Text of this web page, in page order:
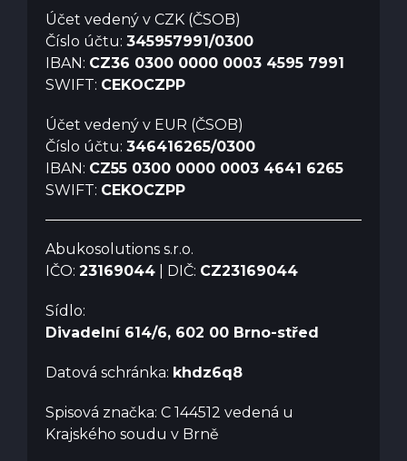
Účet vedený v CZK (ČSOB)
Číslo účtu: 345957991/0300
IBAN: CZ36 0300 0000 0003 4595 7991
SWIFT: CEKOCZPP
Účet vedený v EUR (ČSOB)
Číslo účtu: 346416265/0300
IBAN: CZ55 0300 0000 0003 4641 6265
SWIFT: CEKOCZPP
Abukosolutions s.r.o.
IČO: 23169044 | DIČ: CZ23169044
Sídlo:
Divadelní 614/6, 602 00 Brno-střed
Datová schránka: khdz6q8
Spisová značka: C 144512 vedená u
Krajského soudu v Brně